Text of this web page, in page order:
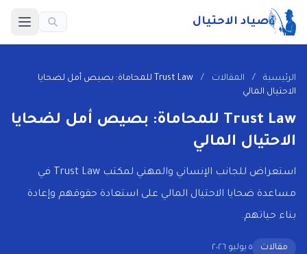
صياد الاحتيال
الرئيسية / المقالات /
Trust Law للمحاماة: بصيص أمل لضحايا
الاحتيال المالي
Trust Law للمحاماة: بصيص أمل لضحايا
الاحتيال المالي
استعراض للجانب الإنساني والمهني لمكتب Trust Law في
مساعدة ضحايا الاحتيال المالي على استعادة حقوقهم وإعادة
بناء حياتهم.
مقالات ٥ يوليو ٢٠٢٦